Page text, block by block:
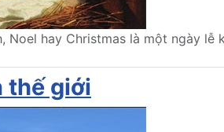
Noel hay Christmas là một ngày
thế giới